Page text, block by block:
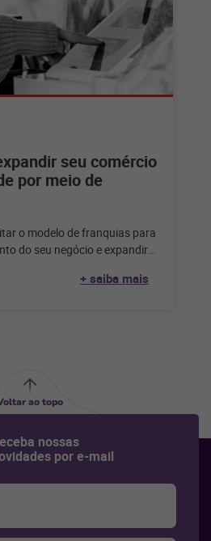
seu comércio
por meio de
o modelo de franquias para
do seu negócio e expandir
+ saiba mais
ao topo
nossas
por e-mail